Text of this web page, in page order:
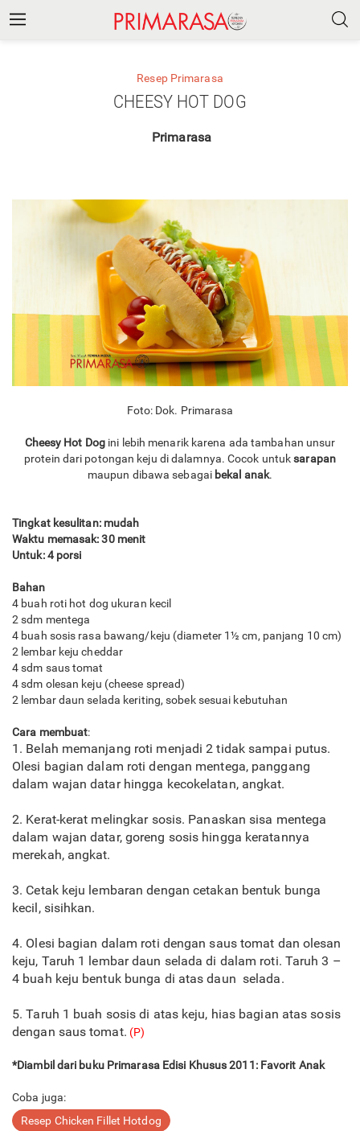
Resep Primarasa
CHEESY HOT DOG
Primarasa
Foto: Dok. Primarasa
Cheesy Hot Dog ini lebih menarik karena ada tambahan unsur
protein dari potongan keju di dalamnya. Cocok untuksarapan
maupun dibawa sebagai bekal anak.
Tingkat kesulitan: mudah
Waktu memasak: 30 menit
Untuk: 4 porsi
Bahan
4 buah roti hot dog ukuran kecil
2 sdm mentega
4 buah sosis rasa bawang/keju (diameter 1½ cm, panjang 10 cm)
2 lembar keju cheddar
4 sdm saus tomat
4 sdm olesan keju (cheese spread)
2 lembar daun selada keriting, sobek sesuai kebutuhan
Cara membuat:
1. Belah memanjang roti menjadi 2 tidak sampai putus.
Olesi bagian dalam roti dengan mentega, panggang
dalam wajan datar hingga kecokelatan, angkat.
2. Kerat-kerat melingkar sosis. Panaskan sisa mentega
dalam wajan datar, goreng sosis hingga keratannya
merekah, angkat.
3. Cetak keju lembaran dengan cetakan bentuk bunga
kecil, sisihkan.
4. Olesi bagian dalam roti dengan saus tomat dan olesan
keju, Taruh 1 lembar daun selada di dalam roti. Taruh 3 –
4 buah keju bentuk bunga di atas daun selada.
5. Taruh 1 buah sosis di atas keju, hias bagian atas sosis
dengan saus tomat. (P)
*Diambil dari buku Primarasa Edisi Khusus 2011: Favorit Anak
Coba juga:
Resep Chicken Fillet Hotdog